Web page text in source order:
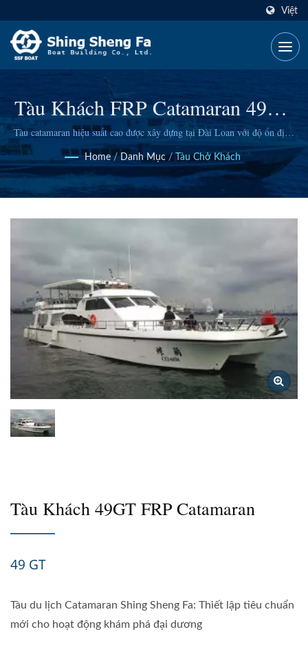
Việt
Tàu Khách FRP Catamaran 49GT
Cao Cấp Cho Du Lịch Ven Biển
& Các Cuộc Phiêu Lưu Trên Biển
Tàu catamaran hiệu suất cao được xây dựng tại Đài Loan với độ ổn định
hai thân, hệ thống điều hướng tiên tiến và nội thất tùy chỉnh cho các hoạt
động tham quan, ngắm cá voi và vận chuyển hành khách trên toàn thế
giới.
Home / Danh Mục / Tàu Chở Khách
Tàu Khách 49GT FRP Catamaran
49 GT
Tàu du lịch Catamaran Shing Sheng Fa: Thiết lập tiêu chuẩn
mới cho hoạt động khám phá đại dương